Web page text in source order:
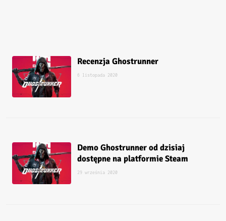
Recenzja Ghostrunner
6 listopada 2020
Demo Ghostrunner od dzisiaj
dostępne na platformie Steam
29 września 2020